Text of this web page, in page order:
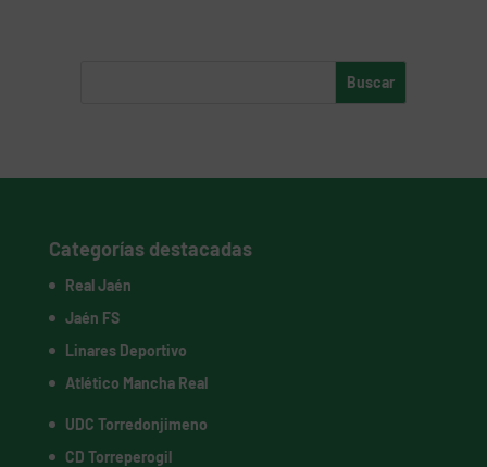
Categorías destacadas
Real Jaén
Jaén FS
Linares Deportivo
Atlético Mancha Real
UDC Torredonjimeno
CD Torreperogil